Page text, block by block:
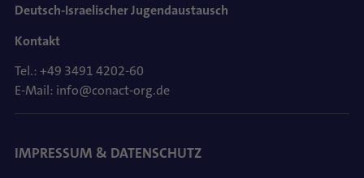
Deutsch-Israelischer Jugendaustausch
Kontakt
Tel.: +49 3491 4202-60
E-Mail: info@conact-org.de
IMPRESSUM & DATENSCHUTZ